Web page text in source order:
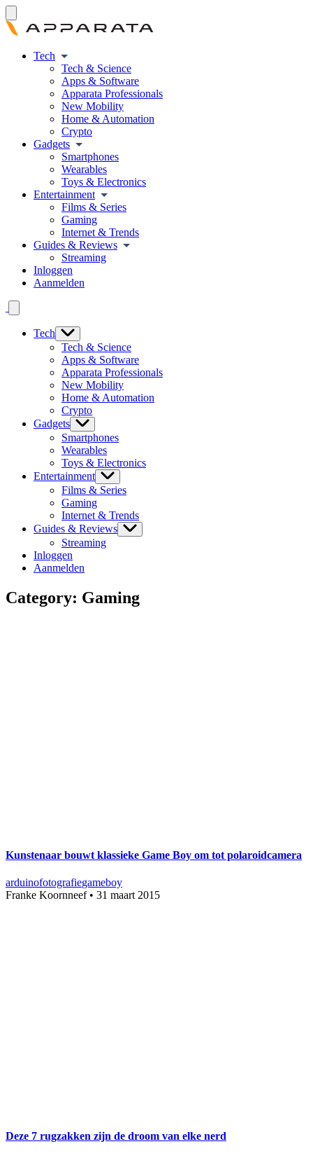
Tech
Tech & Science
Apps & Software
Apparata Professionals
New Mobility
Home & Automation
Crypto
Gadgets
Smartphones
Wearables
Toys & Electronics
Entertainment
Films & Series
Gaming
Internet & Trends
Guides & Reviews
Streaming
Inloggen
Aanmelden
Tech
Tech & Science
Apps & Software
Apparata Professionals
New Mobility
Home & Automation
Crypto
Gadgets
Smartphones
Wearables
Toys & Electronics
Entertainment
Films & Series
Gaming
Internet & Trends
Guides & Reviews
Streaming
Inloggen
Aanmelden
Category: Gaming
Kunstenaar bouwt klassieke Game Boy om tot polaroidcamera
arduinofotografiegameboy
Franke Koornneef• 31 maart 2015
Deze 7 rugzakken zijn de droom van elke nerd